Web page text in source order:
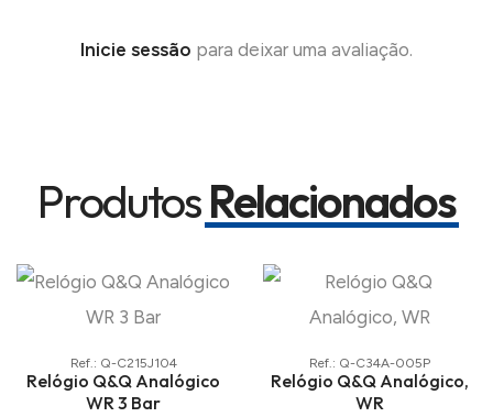
Inicie sessão para deixar uma avaliação.
ProdutosRelacionados
Ref.: Q-C215J104
Relógio Q&Q Analógico
WR 3 Bar
Ref.: Q-C34A-005P
Relógio Q&Q Analógico,
WR